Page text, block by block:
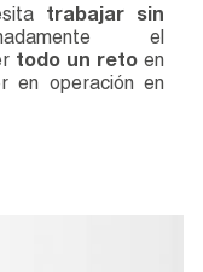
trabajar sin
el
todo un reto en
en operación en